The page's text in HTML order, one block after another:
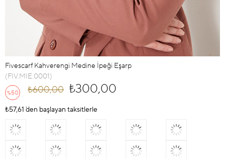
Fivescarf Kahverengi Medine İpeği Eşarp
(FIV.MIE.0001)
%50
İndirim
₺600,00 ₺300,00
₺57,61 `den başlayan taksitlerle